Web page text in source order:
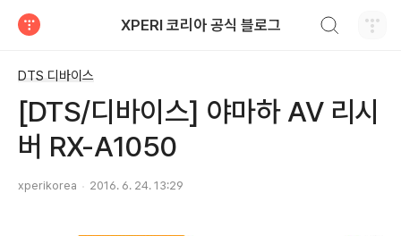
XPERI 코리아 공식 블로그
DTS 디바이스
[DTS/디바이스] 야마하 AV 리시
버 RX-A1050
xperikorea 2016. 6. 24. 13:29